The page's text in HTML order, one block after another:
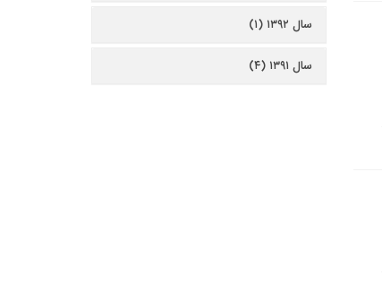
سال ۱۳۹۲ (۱)
سال ۱۳۹۱ (۴)